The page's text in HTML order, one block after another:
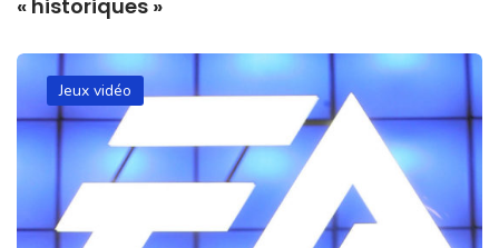
« historiques »
Jeux vidéo